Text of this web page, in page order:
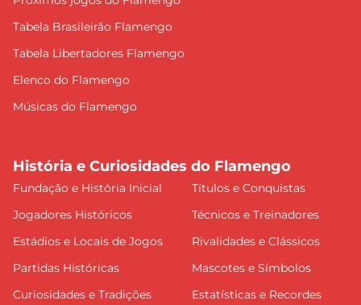
Tabela Brasileirão Flamengo
Tabela Libertadores Flamengo
Elenco do Flamengo
Músicas do Flamengo
História e Curiosidades do Flamengo
Fundação e História Inicial
Títulos e Conquistas
Jogadores Históricos
Técnicos e Treinadores
Estádios e Locais de Jogos
Rivalidades e Clássicos
Partidas Históricas
Mascotes e Símbolos
Curiosidades e Tradições
Estatísticas e Recordes